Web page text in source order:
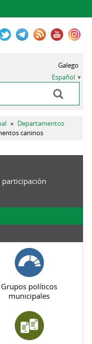
Galego
Español
» Departamentos
caninos
Grupos políticos
municipales